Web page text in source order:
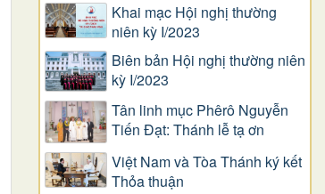
Khai mạc Hội nghị thường
niên kỳ I/2023
Biên bản Hội nghị thường niên
kỳ I/2023
Tân linh mục Phêrô Nguyễn
Tiến Đạt: Thánh lễ tạ ơn
Việt Nam và Tòa Thánh ký kết
Thỏa thuận